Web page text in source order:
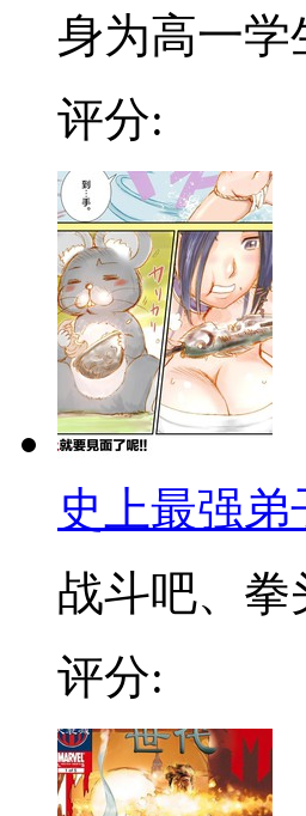
身为高一学
评分:
史上最强
战斗吧、拳
评分: